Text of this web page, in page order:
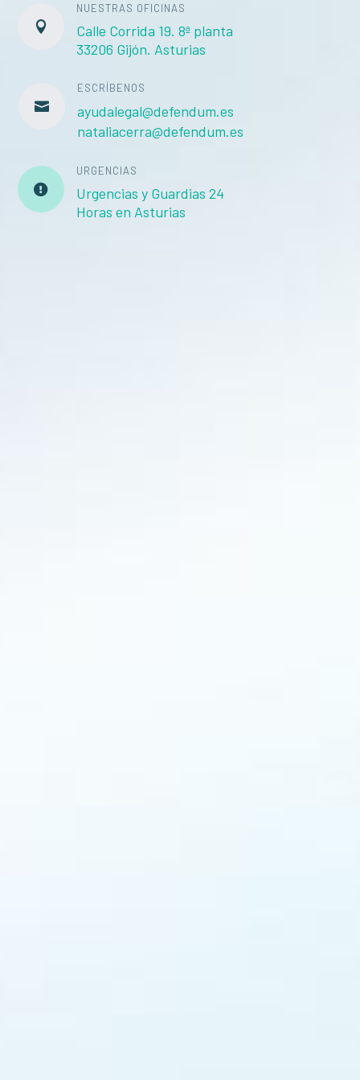

NUESTRAS OFICINAS
Calle Corrida 19. 8ª planta
33206 Gijón. Asturias

ESCRÍBENOS
ayudalegal@defendum.es
nataliacerra@defendum.es

URGENCIAS
Urgencias y Guardias 24
Horas en Asturias